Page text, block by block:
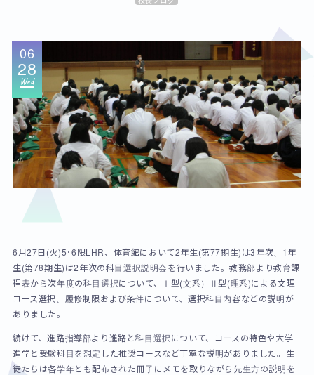
06
28
Wed
6月27日(火)5･6限LHR、体育館において2年生(第77期生)は3年次、1年
生(第78期生)は2年次の科目選択説明会を行いました。教務部より教育課
程表から次年度の科目選択について、Ⅰ型(文系）Ⅱ型(理系)による文理
コース選択、履修制限および条件について、選択科目内容などの説明が
ありました。
続けて、進路指導部より進路と科目選択について、コースの特色や大学
進学と受験科目を想定した推奨コースなど丁寧な説明がありました。生
徒たちは各学年とも配布された冊子にメモを取りながら先生方の説明を